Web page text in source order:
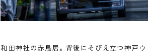
和田神社の赤鳥居。背後にそびえ立つ神戸